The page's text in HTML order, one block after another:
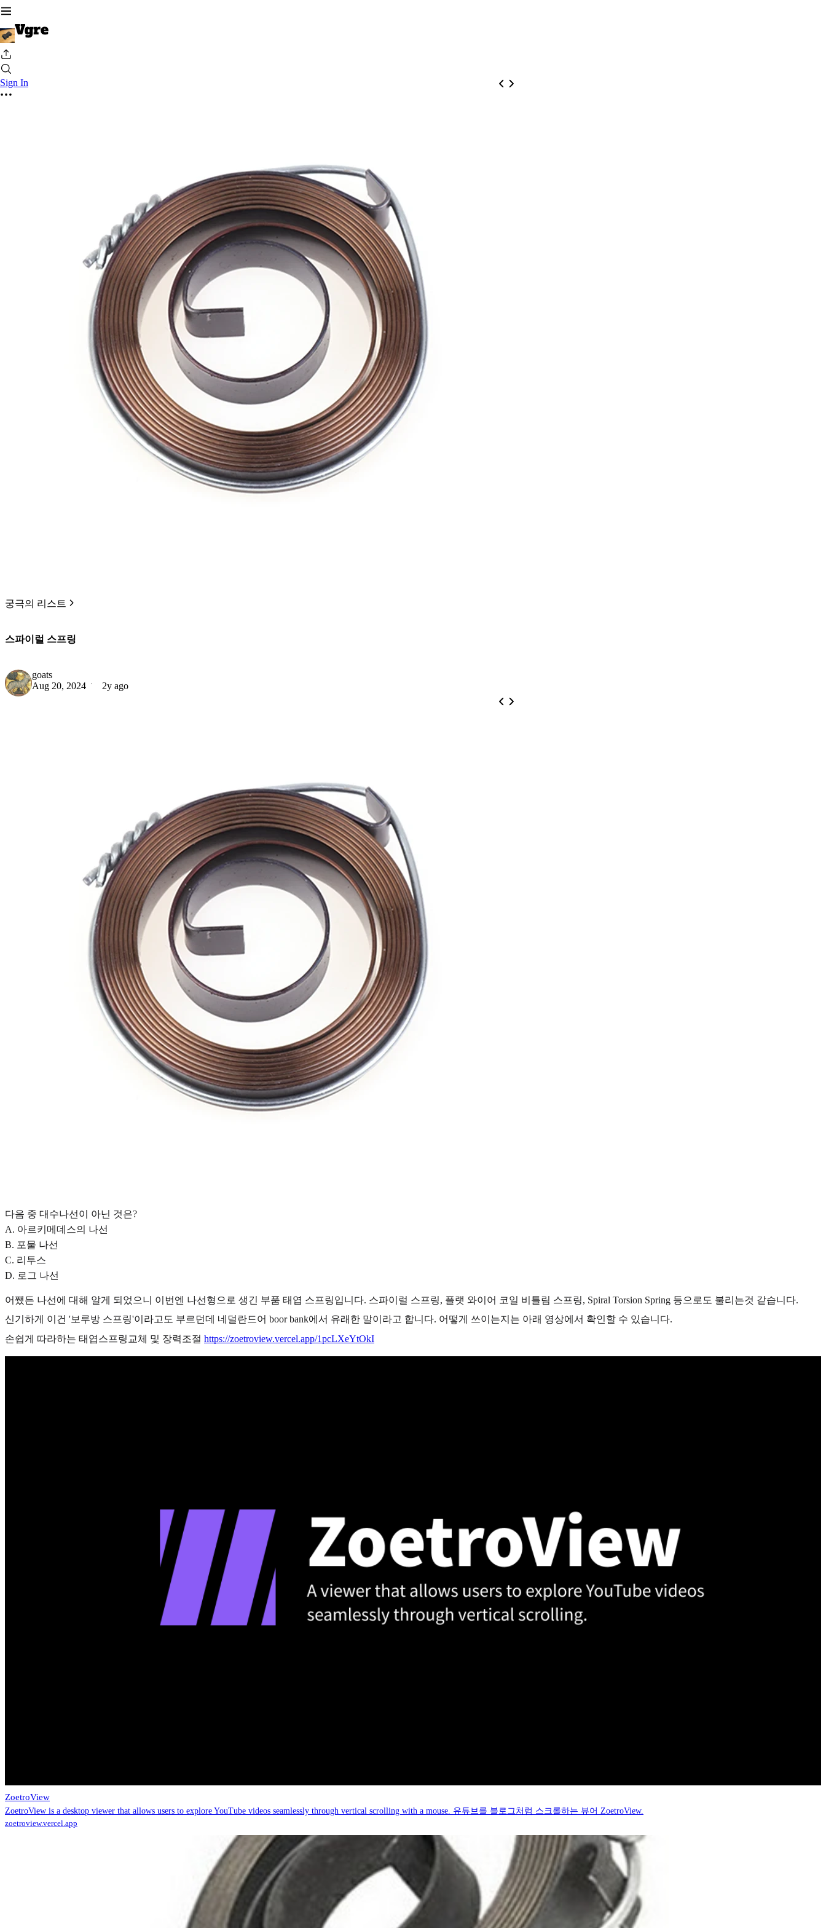
Sign In
궁극의 리스트
스파이럴 스프링
goats
Aug 20, 2024
2y ago
다음 중 대수나선이 아닌 것은?
A. 아르키메데스의 나선
B. 포물 나선
C. 리투스
D. 로그 나선
어쨌든 나선에 대해 알게 되었으니 이번엔 나선형으로 생긴 부품 태엽 스프링입니다. 스파이럴 스프링, 플랫 와이어 코일 비틀림 스프링, Spiral Torsion Spring 등으로도 불리는것 같습니다.
신기하게 이건 '보루방 스프링'이라고도 부르던데 네덜란드어 boor bank에서 유래한 말이라고 합니다. 어떻게 쓰이는지는 아래 영상에서 확인할 수 있습니다.
손쉽게 따라하는 태엽스프링교체 및 장력조절 https://zoetroview.vercel.app/1pcLXeYtOkI
ZoetroView
ZoetroView is a desktop viewer that allows users to explore YouTube videos seamlessly through vertical scrolling with a mouse. 유튜브를 블로그처럼 스크롤하는 뷰어 ZoetroView.
zoetroview.vercel.app